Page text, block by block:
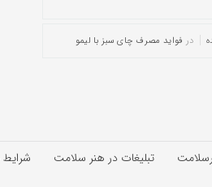
در فواید مصرف چای سبز با لیمو
تبلیغات در هنر سلامت شرایط